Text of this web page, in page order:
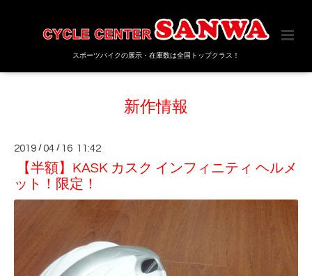
スポーツバイクの展示・在庫数は全国トップクラス！
新作情報
2019 /04 / 16 11:42
【半額】KASK カスク インフィニティ ヘルメ
ット！限定！